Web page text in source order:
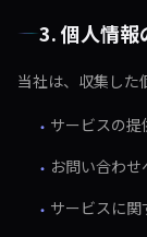
3. 個人情報
当社は、収集した
・ サービスの提
・ お問い合わ
・ サービスに